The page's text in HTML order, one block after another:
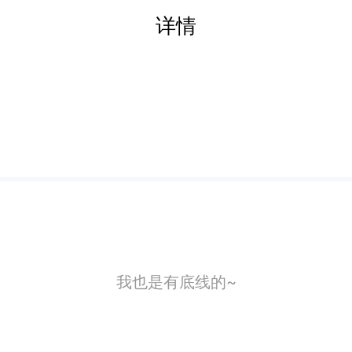
详情
我也是有底线的~